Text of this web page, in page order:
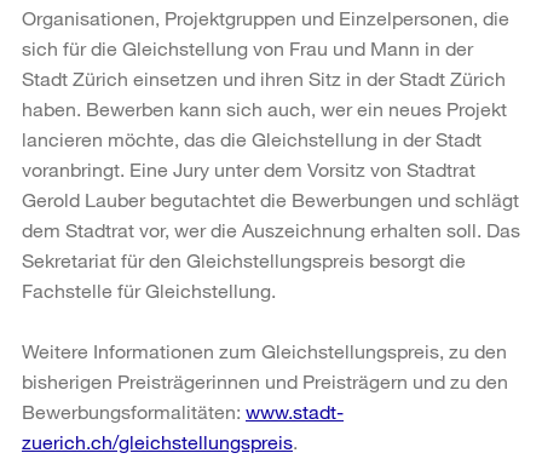
Organisationen, Projektgruppen und Einzelpersonen, die
sich für die Gleichstellung von Frau und Mann in der
Stadt Zürich einsetzen und ihren Sitz in der Stadt Zürich
haben. Bewerben kann sich auch, wer ein neues Projekt
lancieren möchte, das die Gleichstellung in der Stadt
voranbringt. Eine Jury unter dem Vorsitz von Stadtrat
Gerold Lauber begutachtet die Bewerbungen und schlägt
dem Stadtrat vor, wer die Auszeichnung erhalten soll. Das
Sekretariat für den Gleichstellungspreis besorgt die
Fachstelle für Gleichstellung.
Weitere Informationen zum Gleichstellungspreis, zu den
bisherigen Preisträgerinnen und Preisträgern und zu den
Bewerbungsformalitäten: www.stadt-
zuerich.ch/gleichstellungspreis